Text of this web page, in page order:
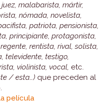
malabarista, mártir,
nómada, novelista,
patriota, pensionista,
principiante, protagonista,
rentista, rival, solista,
televidente, testigo,
violinista, vocal, etc.
/ esta…) que preceden al
película